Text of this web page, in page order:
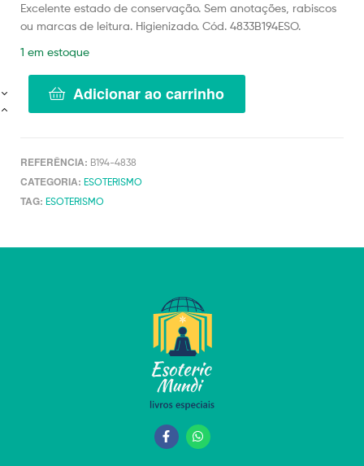
Excelente estado de conservação. Sem anotações, rabiscos
ou marcas de leitura. Higienizado. Cód. 4833B194ESO.
1 em estoque
Adicionar ao carrinho
REFERÊNCIA: B194-4838
CATEGORIA: ESOTERISMO
TAG: ESOTERISMO